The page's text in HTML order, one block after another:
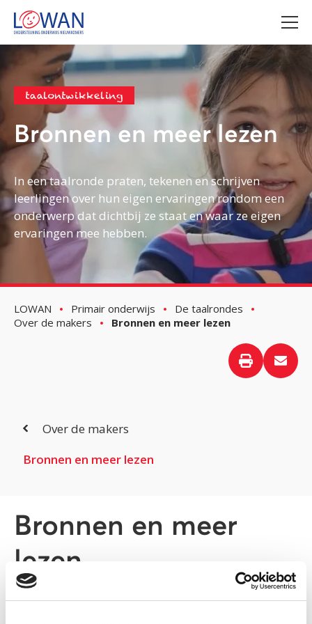
taalontwikkeling
Bronnen en meer lezen
In een taalronde praten, tekenen en schrijven
leerlingen over hun eigen ervaringen rondom een
onderwerp dat dichtbij ze staat en waar ze eigen
ervaringen mee hebben.
LOWAN Primair onderwijs
De taalrondes
Over de makers
Bronnen en meer lezen
Over de makers
Bronnen en meer lezen
Bronnen en meer
lezen
Bronnen die gebruikt zijn in de handleiding zijn: